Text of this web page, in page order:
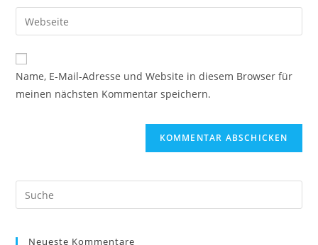
zum
Kommentieren
ein
E-
Mail-
zum
Kommentieren
ein
Gib
deine
Website-
URL
Name, E-Mail-Adresse und Website in diesem Browser für
meinen nächsten Kommentar speichern.
Neueste Kommentare